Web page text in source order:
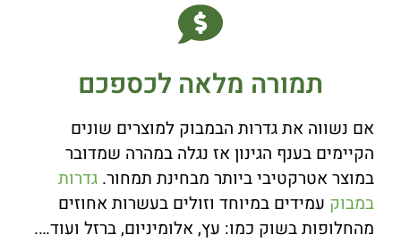
תמורה מלאה לכספכם
אם נשווה את גדרות הבמבוק למוצרים שונים
הקיימים בענף הגינון אז נגלה במהרה שמדובר
במוצר אטרקטיבי ביותר מבחינת תמחור. גדרות
במבוק עמידים במיוחד וזולים בעשרות אחוזים
מהחלופות בשוק כמו: עץ, אלומיניום, ברזל ועוד….